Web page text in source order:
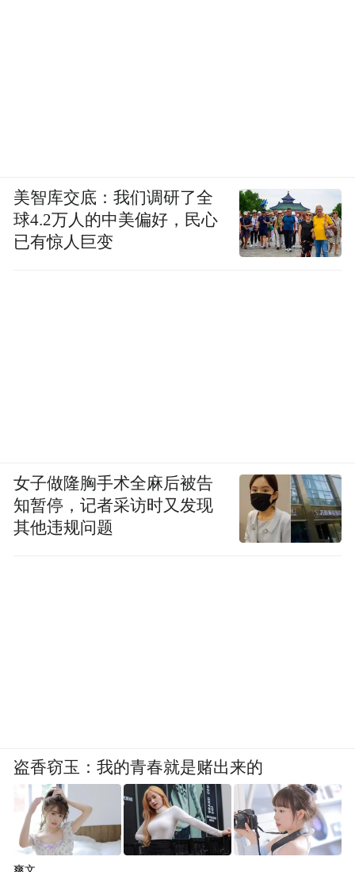
美智库交底：我们调研了全
球4.2万人的中美偏好，民心
已有惊人巨变
女子做隆胸手术全麻后被告
知暂停，记者采访时又发现
其他违规问题
盗香窃玉：我的青春就是赌出来的